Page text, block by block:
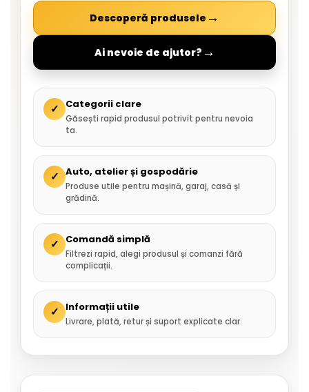
Descoperă produsele →
Ai nevoie de ajutor? →
✓ Categorii clare
Găsești rapid produsul potrivit pentru nevoia
ta.
✓ Auto, atelier și gospodărie
Produse utile pentru mașină, garaj, casă și
grădină.
✓ Comandă simplă
Filtrezi rapid, alegi produsul și comanzi fără
complicații.
✓ Informații utile
Livrare, plată, retur și suport explicate clar.